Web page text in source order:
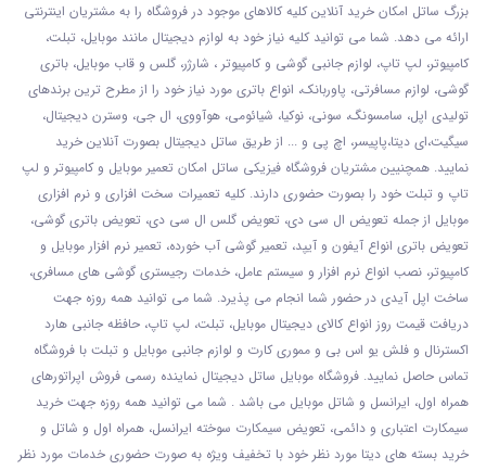
بزرگ ساتل امکان خرید آنلاین کلیه کالاهای موجود در فروشگاه را به مشتریان اینترنتی
ارائه می دهد. شما می توانید کلیه نیاز خود به لوازم دیجیتال مانند موبایل، تبلت،
کامپیوتر، لپ تاپ، لوازم جانبی گوشی و کامپیوتر ، شارژر، گلس و قاب موبایل، باتری
گوشی، لوازم مسافرتی، پاوربانک، انواع باتری مورد نیاز خود را از مطرح ترین برندهای
تولیدی اپل، سامسونگ، سونی، نوکیا، شیائومی، هوآووی، ال جی، وسترن دیجیتال،
سیگیت،ای دیتا،پاپیسر، اچ پی و ... از طریق ساتل دیجیتال بصورت آنلاین خرید
نمایید. همچنیین مشتریان فروشگاه فیزیکی ساتل امکان تعمیر موبایل و کامپیوتر و لپ
تاپ و تبلت خود را بصورت حضوری دارند. کلیه تعمیرات سخت افزاری و نرم افزاری
موبایل از جمله تعویض ال سی دی، تعویض گلس ال سی دی، تعویض باتری گوشی،
تعویض باتری انواع آیفون و آیپد، تعمیر گوشی آب خورده، تعمیر نرم افزار موبایل و
کامپیوتر، نصب انواع نرم افزار و سیستم عامل، خدمات رجیستری گوشی های مسافری،
ساخت اپل آیدی در حضور شما انجام می پذیرد. شما می توانید همه روزه جهت
دریافت قیمت روز انواع کالای دیجیتال موبایل، تبلت، لپ تاپ، حافظه جانبی هارد
اکسترنال و فلش یو اس بی و مموری کارت و لوازم جانبی موبایل و تبلت با فروشگاه
تماس حاصل نمایید. فروشگاه موبایل ساتل دیجیتال نماینده رسمی فروش اپراتورهای
همراه اول، ایرانسل و شاتل موبایل می باشد . شما می توانید همه روزه جهت خرید
سیمکارت اعتباری و دائمی، تعویض سیمکارت سوخته ایرانسل، همراه اول و شاتل و
خرید بسته های دیتا مورد نظر خود با تخفیف ویژه به صورت حضوری خدمات مورد نظر